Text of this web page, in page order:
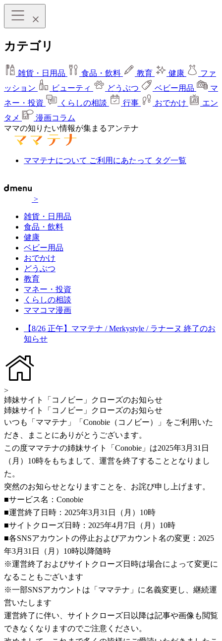
カテゴリ
雑貨・日用品 食品・飲料 教育 健康
ファ
ッション
ビューティ どうぶつ ベビー用品
マ
ネー・投資
くらしの相談 行事 おでかけ
エン
タメ
漫画コラム
ママの知りたい情報が集まるアンテナ
ママテナについて ご利用にあたって タグ一覧
>
雑貨・日用品
食品・飲料
健康
ベビー用品
おでかけ
どうぶつ
教育
マネー・投資
くらしの相談
ママコマ漫画
【8/26 正午】ママテナ / Merkystyle / ラナーヌ 終了のお
知らせ
>
姉妹サイト「コノビー」クローズのお知らせ
姉妹サイト「コノビー」クローズのお知らせ
いつも「ママテナ」「Conobie（コノビー）」をご利用いた
だき、まことにありがとうございます。
この度ママテナの姉妹サイト「Conobie」は2025年3月31日
（月）10時をもちまして、運営を終了することとなりまし
た。
突然のお知らせとなりますことを、お詫び申し上げます。
■サービス名：Conobie
■運営終了日時：2025年3月31日（月）10時
■サイトクローズ日時：2025年4月7日（月）10時
■各SNSアカウントの停止およびアカウント名の変更：2025
年3月31日（月）10時以降随時
※運営終了およびサイトクローズ日時は場合によって変更に
なることもございます
※一部SNSアカウントは「ママテナ」に名義変更し、継続運
営いたします
運営終了に伴い、サイトクローズ日以降は記事や画像も閲覧
できなくなりますのでご注意ください。